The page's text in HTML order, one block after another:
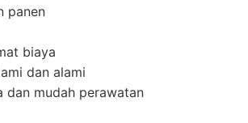
panen
biaya
dan alami
dan mudah perawatan